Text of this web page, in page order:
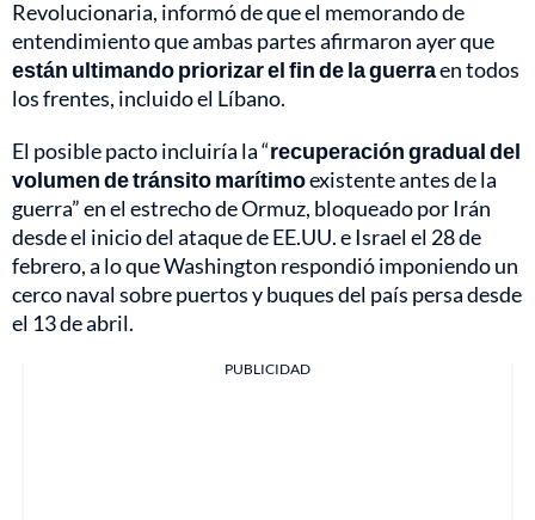
Revolucionaria, informó de que el memorando de
entendimiento que ambas partes afirmaron ayer que
están ultimando priorizar el fin de la guerraen todos
los frentes, incluido el Líbano.
El posible pacto incluiría la “recuperación gradual del
volumen de tránsitomarítimoexistente antes de la
guerra” en el estrecho de Ormuz, bloqueado por Irán
desde el inicio del ataque de EE.UU. e Israel el 28 de
febrero, a lo que Washington respondió imponiendo un
cerco naval sobre puertos y buques del país persa desde
el 13 de abril.
PUBLICIDAD